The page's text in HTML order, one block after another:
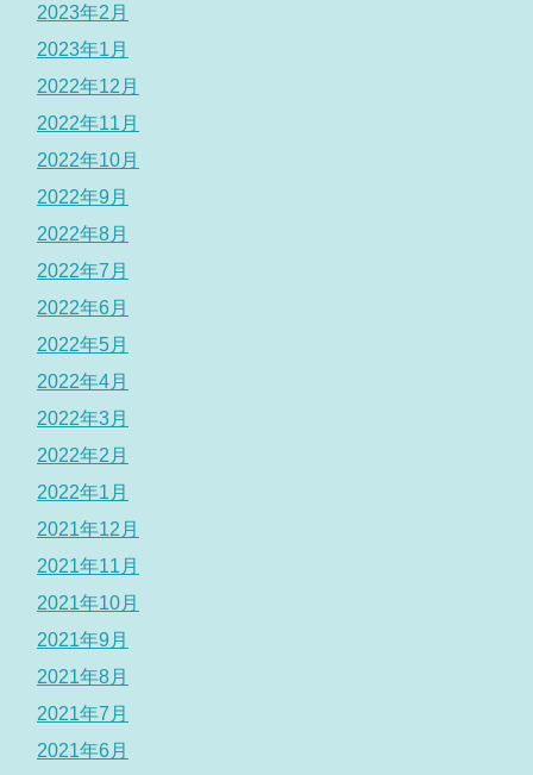
2023年2月
2023年1月
2022年12月
2022年11月
2022年10月
2022年9月
2022年8月
2022年7月
2022年6月
2022年5月
2022年4月
2022年3月
2022年2月
2022年1月
2021年12月
2021年11月
2021年10月
2021年9月
2021年8月
2021年7月
2021年6月